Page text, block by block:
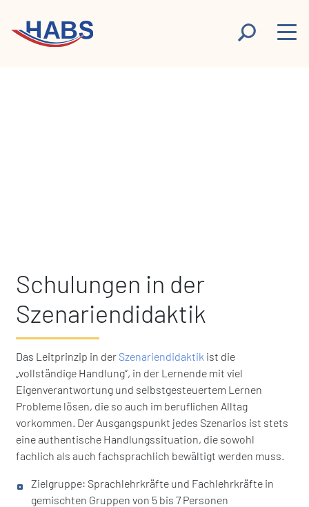
Schulungen in der
Szenariendidaktik
Das Leitprinzip in der Szenariendidaktik ist die
„vollständige Handlung“, in der Lernende mit viel
Eigenverantwortung und selbstgesteuertem Lernen
Probleme lösen, die so auch im beruflichen Alltag
vorkommen. Der Ausgangspunkt jedes Szenarios ist stets
eine authentische Handlungssituation, die sowohl
fachlich als auch fachsprachlich bewältigt werden muss.
Zielgruppe: Sprachlehrkräfte und Fachlehrkräfte in
gemischten Gruppen von 5 bis 7 Personen